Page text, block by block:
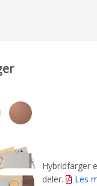
Hybridfarger
deler.
Les